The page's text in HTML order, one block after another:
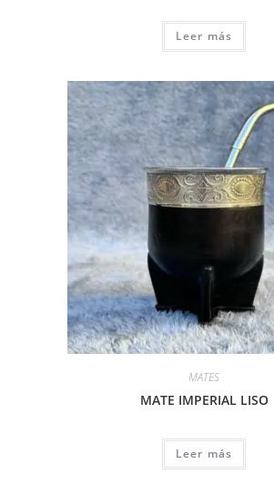
Leer más
MATES
MATE IMPERIAL LISO
Leer más